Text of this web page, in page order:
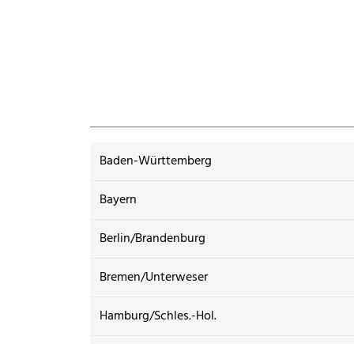
Baden-Württemberg
Bayern
Berlin/Brandenburg
Bremen/Unterweser
Hamburg/Schles.-Hol.